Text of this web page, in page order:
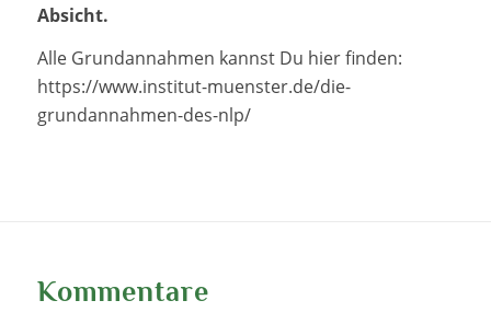
Absicht.
Alle Grundannahmen kannst Du hier finden:
https://www.institut-muenster.de/die-
grundannahmen-des-nlp/
Kommentare